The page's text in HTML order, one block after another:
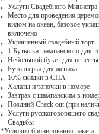
Услуги Свадебного Министра
Место для проведения
видом на океан, базовое
включено
Украшенный свадебный торт
1 Бутылка шампанского для
Небольшой букет для невесты
Бутоньерка для жениха
10% скидки в СПА
Халаты и тапочки в номере
Завтрак с шампанским в
Поздний Check out (при
Услуги русскоговорящего
Свадьбы
*Условия бронирования